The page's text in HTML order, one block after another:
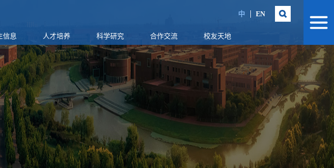
中 EN
信息 人才培养 科学研究 合作交流 校友天地